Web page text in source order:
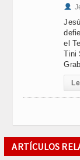
el
Tini
ARTÍCULOS